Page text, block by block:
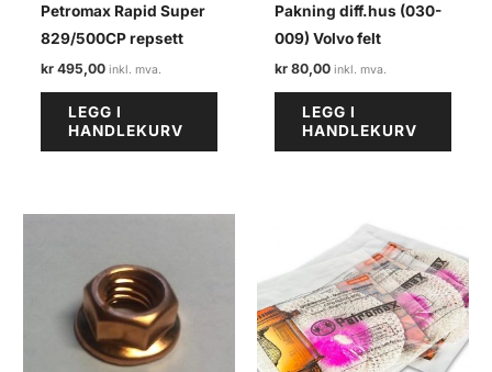
Petromax Rapid Super
829/500CP repsett
kr 495,00
LEGG I
HANDLEKURV
Pakning diff.hus (030-
009) Volvo felt
kr 80,00
LEGG I
HANDLEKURV